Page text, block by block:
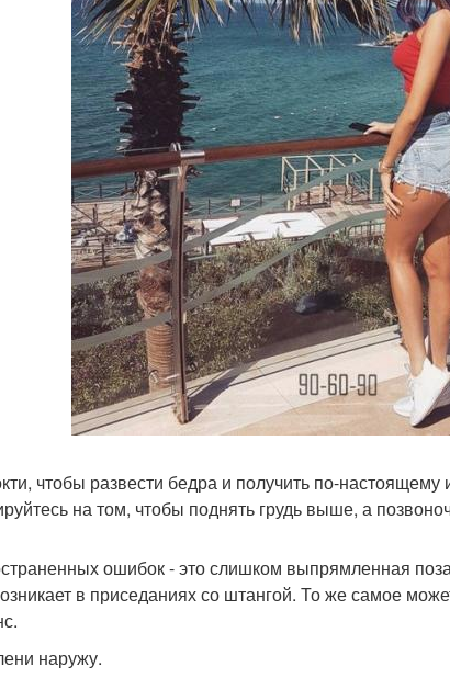
чтобы развести бедра и получить по-
на том, чтобы поднять грудь выше, а
ошибок - это слишком выпрямленная
в приседаниях со штангой. То же самое
наружу.